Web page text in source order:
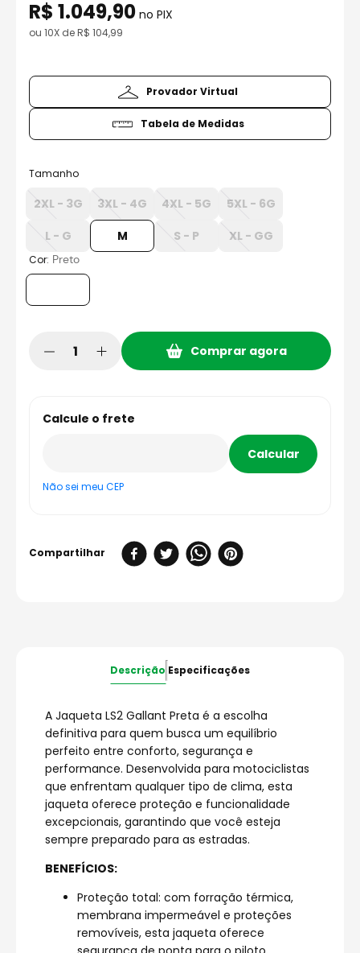
9º capacete aberto
R$ 1.049,90 no PIX
ou 10X deR$ 104,99
Tamanho
2XL - 3G 3XL - 4G 4XL - 5G
5XL - 6G
L - G
M S - P XL - GG
Cor: Preto
Provador Virtual
Tabela de Medidas
Comprar agora
Não sei meu CEP
Descrição Especificações
A Jaqueta LS2 Gallant Preta é a escolha
definitiva para quem busca um equilíbrio
perfeito entre conforto, segurança e
performance. Desenvolvida para motociclistas
que enfrentam qualquer tipo de clima, esta
jaqueta oferece proteção e funcionalidade
excepcionais, garantindo que você esteja
sempre preparado para as estradas.
BENEFÍCIOS:
Proteção total: com forração térmica,
membrana impermeável e proteções
removíveis, esta jaqueta oferece